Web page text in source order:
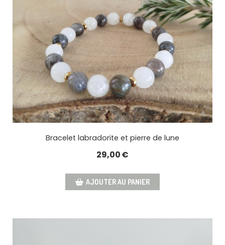
Bracelet labradorite et pierre de lune
29,00€
AJOUTER AU PANIER